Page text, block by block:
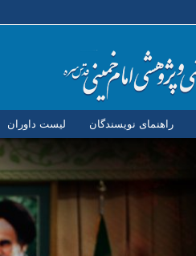
راهنمای نویسندگان لیست داوران